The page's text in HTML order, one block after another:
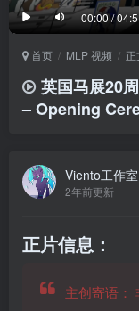
00:00 /
极慢
首页 MLP 视频 正
英国马展20
– Opening
Viento工作室
2年前更新
正片信息：
主创寄语：